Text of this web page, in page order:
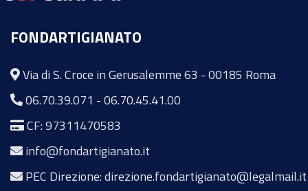
FONDARTIGIANATO
Via di S. Croce in Gerusalemme 63 - 00185 Roma
06.70.39.071 -06.70.45.41.00
CF: 97311470583
info@fondartigianato.it
PEC Direzione: direzione.fondartigianato@legalmail.it